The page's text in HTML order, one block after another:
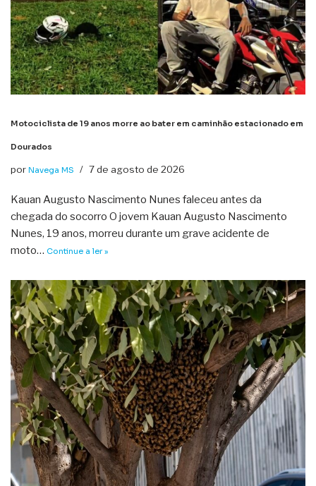
Motociclista de 19 anos morre ao bater em caminhão estacionado em
Dourados
por Navega MS 7 de agosto de 2026
Kauan Augusto Nascimento Nunes faleceu antes da
chegada do socorro O jovem Kauan Augusto Nascimento
Nunes, 19 anos, morreu durante um grave acidente de
moto… Continue a ler »